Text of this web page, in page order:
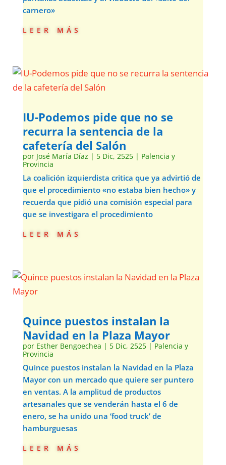
carnero»
leer más
IU-Podemos pide que no se
recurra la sentencia de la
cafetería del Salón
por José María Díaz | 5 Dic, 2525| Palencia y
Provincia
La coalición izquierdista critica que ya advirtió de
que el procedimiento «no estaba bien hecho» y
recuerda que pidió una comisión especial para
que se investigara el procedimiento
leer más
Quince puestos instalan la
Navidad en la Plaza Mayor
por Esther Bengoechea | 5 Dic, 2525| Palencia y
Provincia
Quince puestos instalan la Navidad en la Plaza
Mayor con un mercado que quiere ser puntero
en ventas. A la amplitud de productos
artesanales que se venderán hasta el 6 de
enero, se ha unido una ‘food truck’ de
hamburguesas
leer más